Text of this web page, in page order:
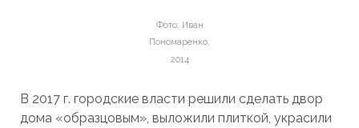
Фото: Иван
Пономаренко,
2014
В 2017 г. городские власти решили сделать двор
дома «образцовым», выложили плиткой, украсили